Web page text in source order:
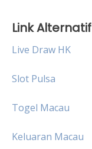
Link Alternatif
Live Draw HK
Slot Pulsa
Togel Macau
Keluaran Macau